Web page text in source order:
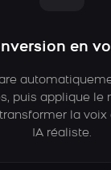
en
puis applique le
la
IA réaliste.